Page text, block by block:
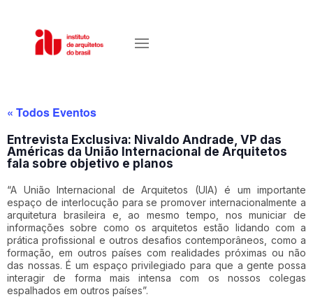
« Todos Eventos
Entrevista Exclusiva: Nivaldo Andrade, VP das
Américas da União Internacional de Arquitetos
fala sobre objetivo e planos
“A União Internacional de Arquitetos (UIA) é um importante
espaço de interlocução para se promover internacionalmente a
arquitetura brasileira e, ao mesmo tempo, nos municiar de
informações sobre como os arquitetos estão lidando com a
prática profissional e outros desafios contemporâneos, como a
formação, em outros países com realidades próximas ou não
das nossas. É um espaço privilegiado para que a gente possa
interagir de forma mais intensa com os nossos colegas
espalhados em outros países”.